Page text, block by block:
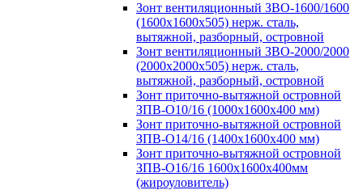
Зонт вентиляционный ЗВО-1600/1600
(1600х1600х505) нерж. сталь,
вытяжной, разборный, островной
Зонт вентиляционный ЗВО-2000/2000
(2000х2000х505) нерж. сталь,
вытяжной, разборный, островной
Зонт приточно-вытяжной островной
ЗПВ-О10/16 (1000х1600х400 мм)
Зонт приточно-вытяжной островной
ЗПВ-О14/16 (1400х1600х400 мм)
Зонт приточно-вытяжной островной
ЗПВ-О16/16 1600х1600х400мм
(жироуловитель)